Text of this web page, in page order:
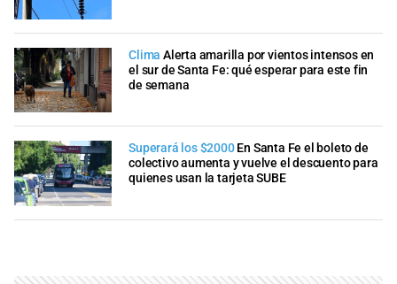
Clima Alerta amarilla por vientos intensos en
el sur de Santa Fe: qué esperar para este fin
de semana
Superará los $2000 En Santa Fe el boleto de
colectivo aumenta y vuelve el descuento para
quienes usan la tarjeta SUBE